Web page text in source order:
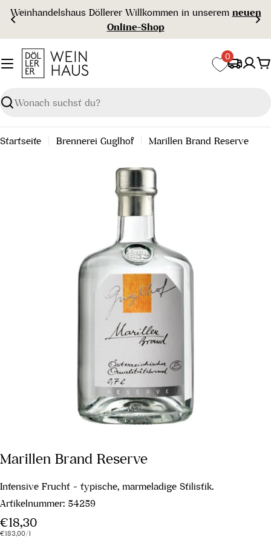
Zum
Inhalt
springen
Weinhandelshaus Döllerer Willkommen in unseremneuen
Online-Shop
Suchen
0
Startseite Brennerei Guglhof Marillen Brand Reserve
Marillen Brand Reserve
Intensive Frucht - typische, marmeladige Stilistik.
Artikelnummer: 54259
Regulärer
€18,30
Stückpreis
€183,00/pro
l